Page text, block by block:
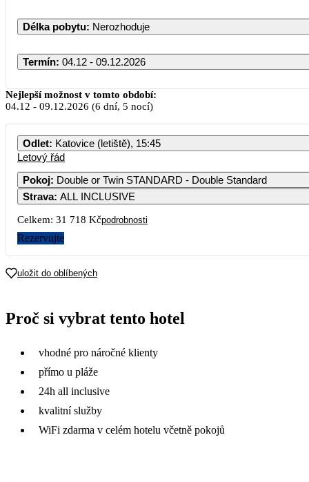
Délka pobytu: Nerozhoduje
Termín: 04.12 - 09.12.2026
Prosinec 2026
PO ÚT ST ČT PÁ
16 329 15 859
46 659
Nejlepší možnost v tomto období:
04.12 - 09.12.2026 (6 dní, 5 nocí)
Odlet: Katovice (letiště), 15:45
Letový řád
Pokoj: Double or Twin STANDARD - Double Standard
Strava: ALL INCLUSIVE
Celkem: 31 718 Kčpodrobnosti
Rezervujte
uložit do oblíbených
Proč si vybrat tento hotel
vhodné pro náročné klienty
přímo u pláže
24h all inclusive
kvalitní služby
WiFi zdarma v celém hotelu včetně pokojů